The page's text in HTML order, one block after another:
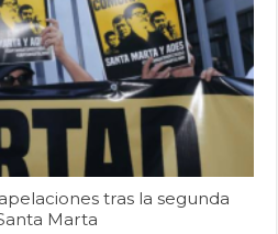
tras la segunda
Marta